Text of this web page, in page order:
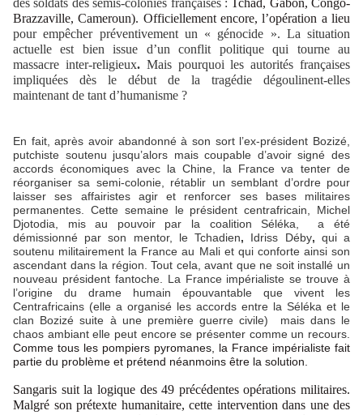
des soldats des semis-colonies françaises : Tchad, Gabon, Congo-
Brazzaville, Cameroun). Officiellement encore, l’opération a lieu
pour empêcher préventivement un « génocide ». La situation
actuelle est bien issue d’un conflit politique qui tourne au
massacre inter-religieux. Mais pourquoi les autorités françaises
impliquées dès le début de la tragédie dégoulinent-elles
maintenant de tant d’humanisme ?
En fait, après avoir abandonné à son sort l’ex-président Bozizé,
putchiste soutenu jusqu’alors mais coupable d’avoir signé des
accords économiques avec la Chine, la France va tenter de
réorganiser sa semi-colonie, rétablir un semblant d’ordre pour
laisser ses affairistes agir et renforcer ses bases militaires
permanentes. Cette semaine le président centrafricain,
Michel
Djotodia, mis au pouvoir par la coalition Séléka,
a été
démissionné par son mentor, le Tchadien, Idriss Déby, qui a
soutenu militairement la France au Mali et qui conforte ainsi son
ascendant dans la région. Tout cela, avant que ne soit installé un
nouveau président fantoche. La France impérialiste se trouve à
l’origine du drame humain épouvantable que vivent les
Centrafricains (elle a organisé les accords entre la Séléka et le
clan Bozizé suite à une première guerre civile) mais dans le
chaos ambiant elle peut encore se présenter comme un recours.
Comme tous les pompiers pyromanes, la France impérialiste fait
partie du problème et prétend néanmoins être la solution.
Sangaris suit la logique des 49 précédentes opérations militaires.
Malgré son prétexte humanitaire, cette intervention dans une des